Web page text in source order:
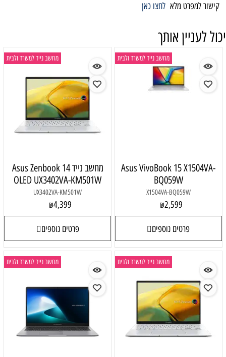
קישור למפרט מלא לחצו כאן
יכול לעניין אותך
מחשב נייד למשרד ולבית
Asus VivoBook 15 X1504VA-
BQ059W
X1504VA-BQ059W
₪2,599
פרטים נוספים
מחשב נייד למשרד ולבית
מחשב נייד Asus Zenbook 14
OLED UX3402VA-KM501W
UX3402VA-KM501W
₪4,399
פרטים נוספים
מחשב נייד למשרד ולבית מחשב נייד למשרד ולבית